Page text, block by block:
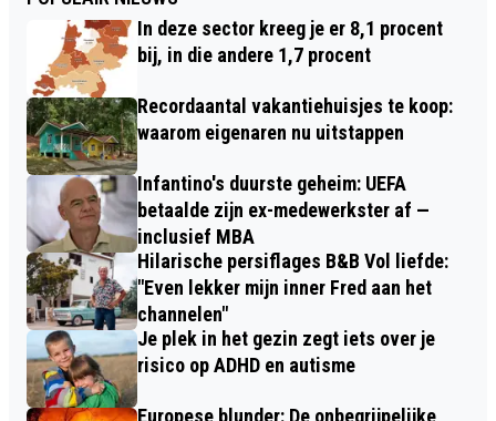
In deze sector kreeg je er 8,1 procent
bij, in die andere 1,7 procent
Recordaantal vakantiehuisjes te koop:
waarom eigenaren nu uitstappen
Infantino's duurste geheim: UEFA
betaalde zijn ex-medewerkster af —
inclusief MBA
Hilarische persiflages B&B Vol liefde:
"Even lekker mijn inner Fred aan het
channelen"
Je plek in het gezin zegt iets over je
risico op ADHD en autisme
Europese blunder: De onbegrijpelijke